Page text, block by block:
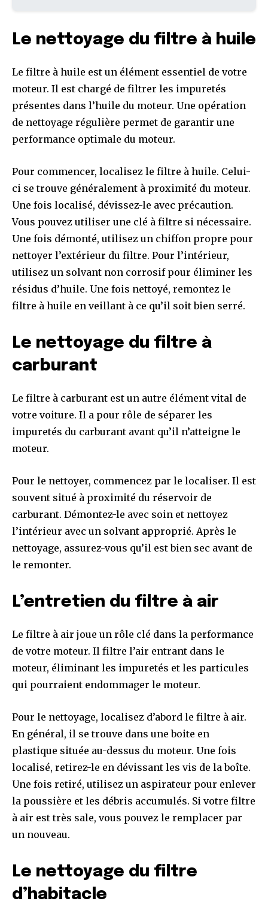
Le nettoyage du filtre à huile
Le filtre à huile est un élément essentiel de votre
moteur. Il est chargé de filtrer les impuretés
présentes dans l’huile du moteur. Une opération
de nettoyage régulière permet de garantir une
performance optimale du moteur.
Pour commencer, localisez le filtre à huile. Celui-
ci se trouve généralement à proximité du moteur.
Une fois localisé, dévissez-le avec précaution.
Vous pouvez utiliser une clé à filtre si nécessaire.
Une fois démonté, utilisez un chiffon propre pour
nettoyer l’extérieur du filtre. Pour l’intérieur,
utilisez un solvant non corrosif pour éliminer les
résidus d’huile. Une fois nettoyé, remontez le
filtre à huile en veillant à ce qu’il soit bien serré.
Le nettoyage du filtre à
carburant
Le filtre à carburant est un autre élément vital de
votre voiture. Il a pour rôle de séparer les
impuretés du carburant avant qu’il n’atteigne le
moteur.
Pour le nettoyer, commencez par le localiser. Il est
souvent situé à proximité du réservoir de
carburant. Démontez-le avec soin et nettoyez
l’intérieur avec un solvant approprié. Après le
nettoyage, assurez-vous qu’il est bien sec avant de
le remonter.
L’entretien du filtre à air
Le filtre à air joue un rôle clé dans la performance
de votre moteur. Il filtre l’air entrant dans le
moteur, éliminant les impuretés et les particules
qui pourraient endommager le moteur.
Pour le nettoyage, localisez d’abord le filtre à air.
En général, il se trouve dans une boite en
plastique située au-dessus du moteur. Une fois
localisé, retirez-le en dévissant les vis de la boîte.
Une fois retiré, utilisez un aspirateur pour enlever
la poussière et les débris accumulés. Si votre filtre
à air est très sale, vous pouvez le remplacer par
un nouveau.
Le nettoyage du filtre
d’habitacle